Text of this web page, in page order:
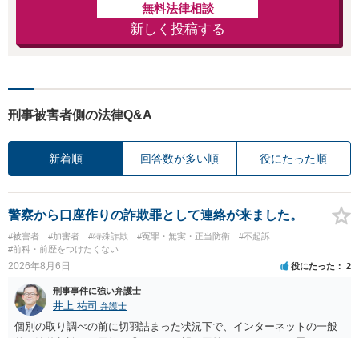
無料法律相談
新しく投稿する
刑事被害者側の法律Q&A
新着順 回答数が多い順 役にたった順
警察から口座作りの詐欺罪として連絡が来ました。
#被害者 #加害者 #特殊詐欺 #冤罪・無実・正当防衛
#不起訴
#前科・前歴をつけたくない
2026年8月6日 役にたった 2
刑事事件に強い弁護士
井上 祐司 弁護士
個別の取り調べの前に切羽詰まった状況下で、インターネットの一般